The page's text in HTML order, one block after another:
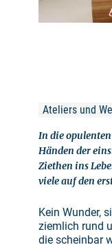
Ateliers und
In die
Händen der
Ziethen ins
viele auf den
Kein Wunder,
ziemlich rund
die scheinbar